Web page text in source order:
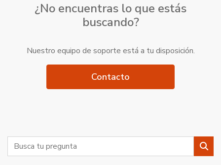
¿No encuentras lo que estás
buscando?
Nuestro equipo de soporte está a tu disposición.
Contacto
Buscar